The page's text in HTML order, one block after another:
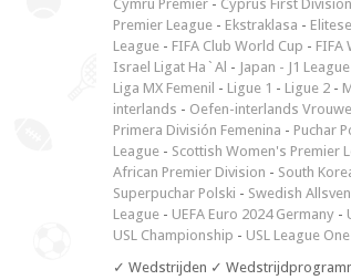
Cymru Premier - Cyprus First Division
Premier League - Ekstraklasa -
League - FIFA Club World Cup - FIFA
Israel Ligat Ha`Al - Japan - J1 League
Liga MX Femenil - Ligue 1 - Ligue 2 -
interlands - Oefen-interlands
Primera División Femenina - Puchar
League - Scottish Women's Premier
African Premier Division - South
Superpuchar Polski - Swedish
League - UEFA Euro 2024 Germany -
USL Championship - USL League One
✓ Wedstrijden ✓